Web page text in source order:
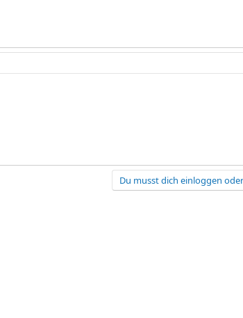
Du musst dich einloggen